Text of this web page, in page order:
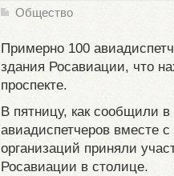
Общество
Примерно 100
здания Росавиации, что
проспекте.
В пятницу, как сообщили
авиадиспетчеров вместе
организаций приняли
Росавиации в столице.